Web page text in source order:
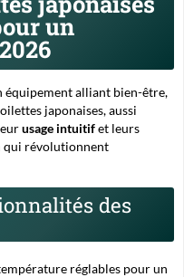
un
équipement alliant bien-être,
japonaises, aussi
usage intuitifet leurs
qui révolutionnent
des
réglables pour un